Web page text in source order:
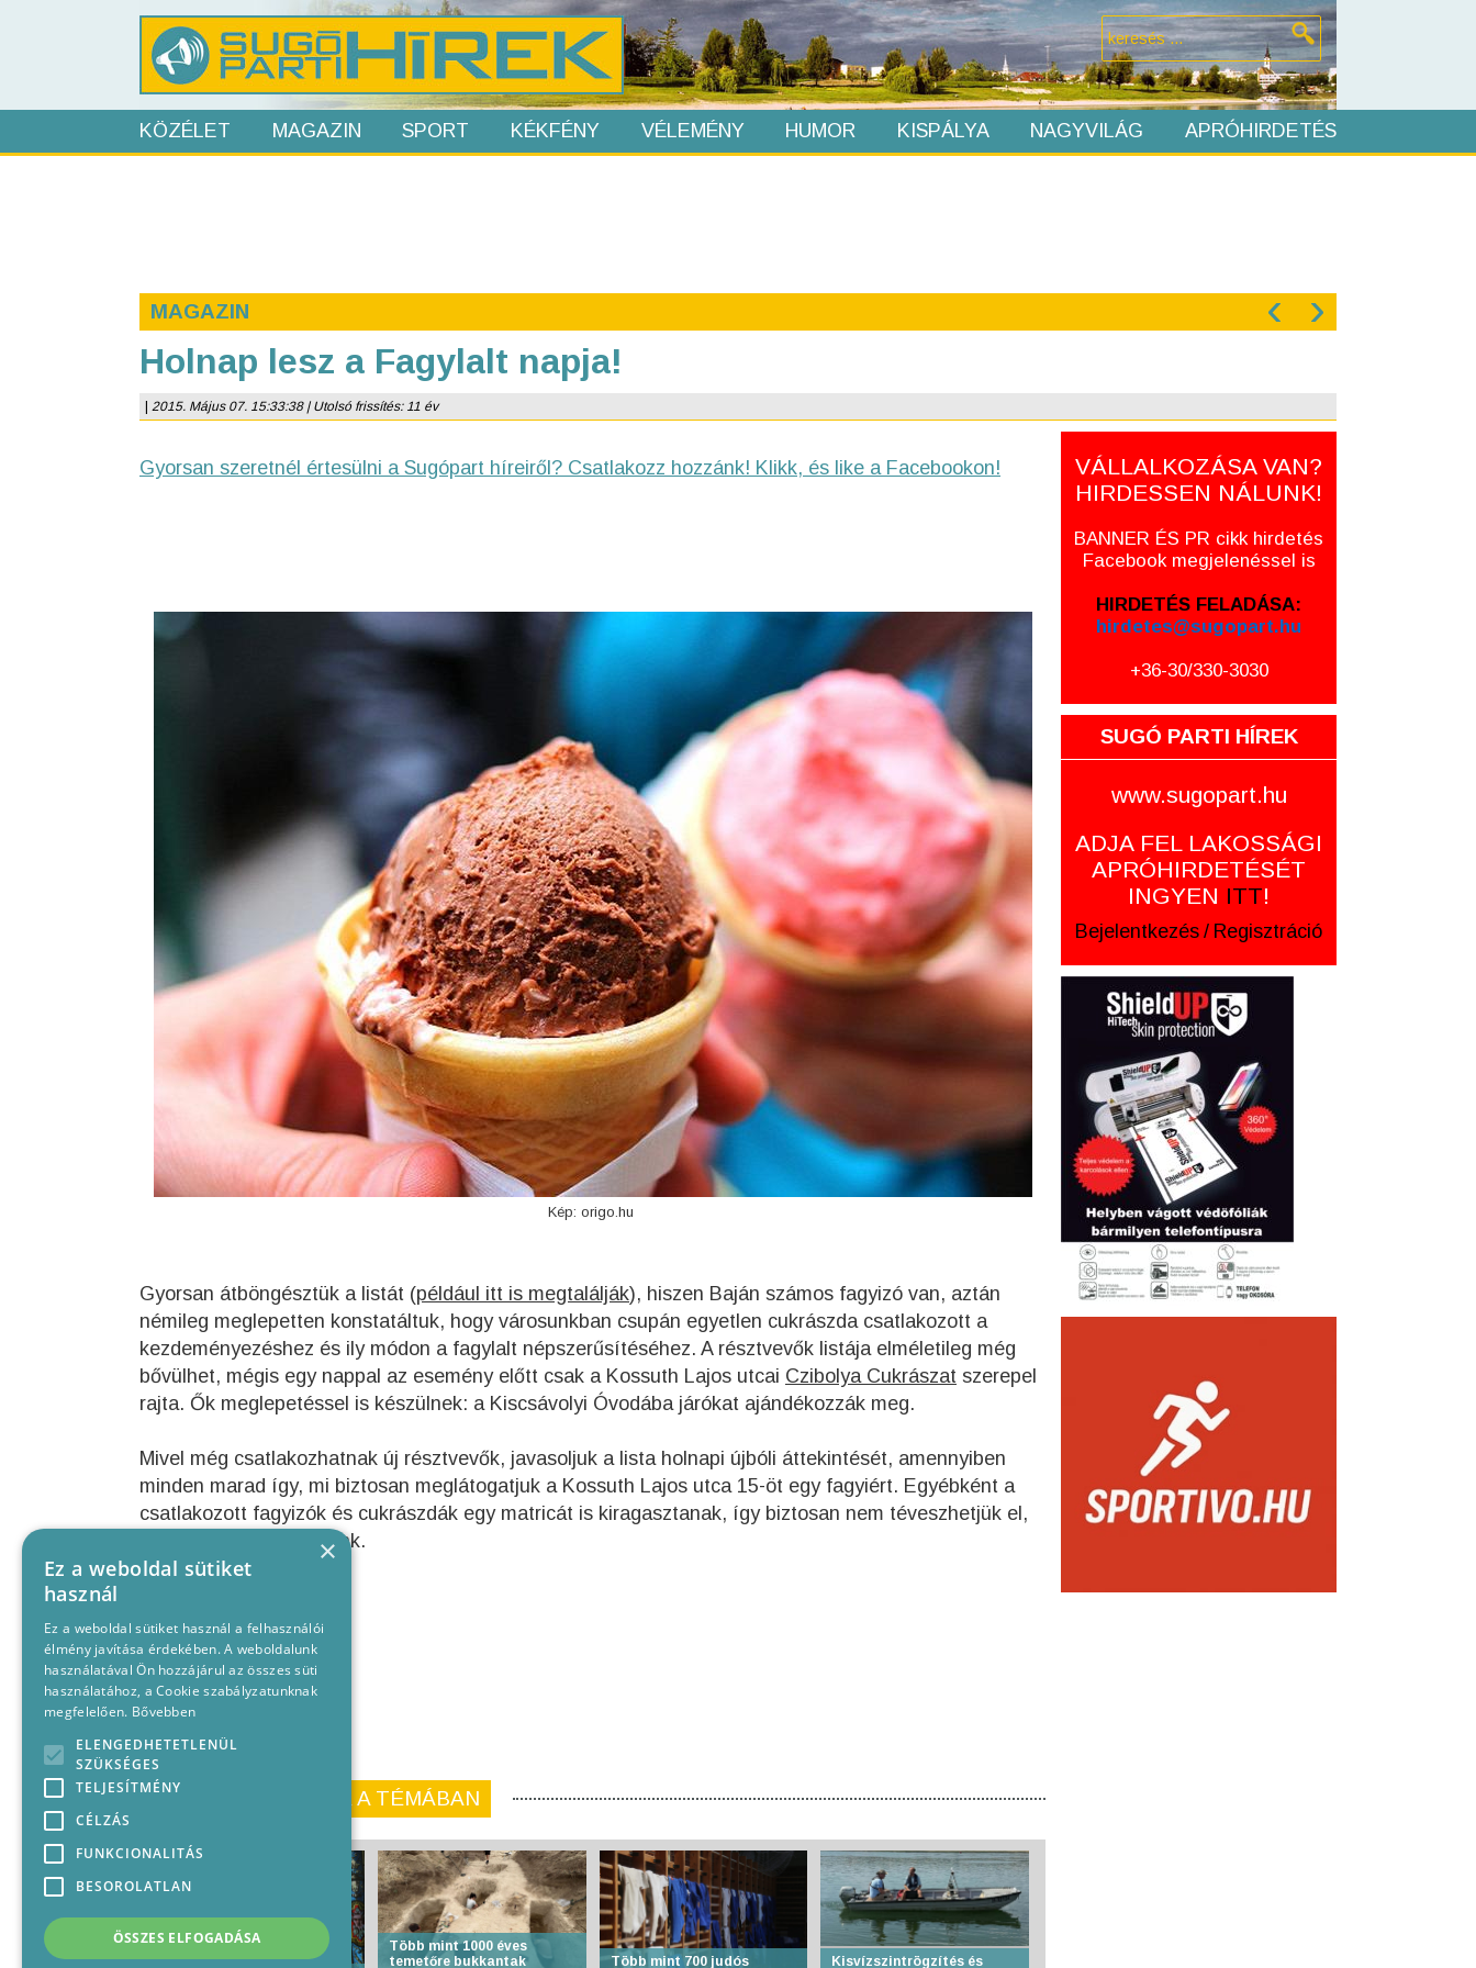
KÖZÉLET MAGAZIN SPORT KÉKFÉNY VÉLEMÉNY HUMOR KISPÁLYA NAGYVILÁG APRÓHIRDETÉS
MAGAZIN ‹ ›
Holnap lesz a Fagylalt napja!
2015. Május 07. 15:33:38 | Utolsó frissítés: 11 év
Gyorsan szeretnél értesülni a Sugópart híreiről? Csatlakozz hozzánk! Klikk, és like a Facebookon!
Kép: origo.hu
Gyorsan átböngésztük a listát (például itt is megtalálják), hiszen Baján számos fagyizó van, aztán
némileg meglepetten konstatáltuk, hogy városunkban csupán egyetlen cukrászda csatlakozott a
kezdeményezéshez és ily módon a fagylalt népszerűsítéséhez. A résztvevők listája elméletileg még
bővülhet, mégis egy nappal az esemény előtt csak a Kossuth Lajos utcai Czibolya Cukrászat szerepel
rajta. Ők meglepetéssel is készülnek: a Kiscsávolyi Óvodába járókat ajándékozzák meg.
Mivel még csatlakozhatnak új résztvevők, javasoljuk a lista holnapi újbóli áttekintését, amennyiben
minden marad így, mi biztosan meglátogatjuk a Kossuth Lajos utca 15-öt egy fagyiért. Egyébként a
csatlakozott fagyizók és cukrászdák egy matricát is kiragasztanak, így biztosan nem téveszhetjük el,
hogy hová kell betérnünk.
KORÁBBI CIKKEINK A TÉMÁBAN
Több mint 1000 éves
temetőre bukkantak
Több mint 700 judós Kisvízszintrögzítés és
VÁLLALKOZÁSA VAN?
HIRDESSEN NÁLUNK!
BANNER ÉS PR cikk hirdetés
Facebook megjelenéssel is
HIRDETÉS FELADÁSA:
hirdetes@sugopart.hu
+36-30/330-3030
SUGÓ PARTI HÍREK
www.sugopart.hu
ADJA FEL LAKOSSÁGI
APRÓHIRDETÉSÉT
INGYEN ITT!
Bejelentkezés / Regisztráció
×
Ez a weboldal sütiket
használ
Ez a weboldal sütiket használ a felhasználói
élmény javítása érdekében. A weboldalunk
használatával Ön hozzájárul az összes süti
használatához, a Cookie szabályzatunknak
megfelelően. Bővebben
ELENGEDHETETLENÜL
SZÜKSÉGES
TELJESÍTMÉNY
CÉLZÁS
FUNKCIONALITÁS
BESOROLATLAN
ÖSSZES ELFOGADÁSA